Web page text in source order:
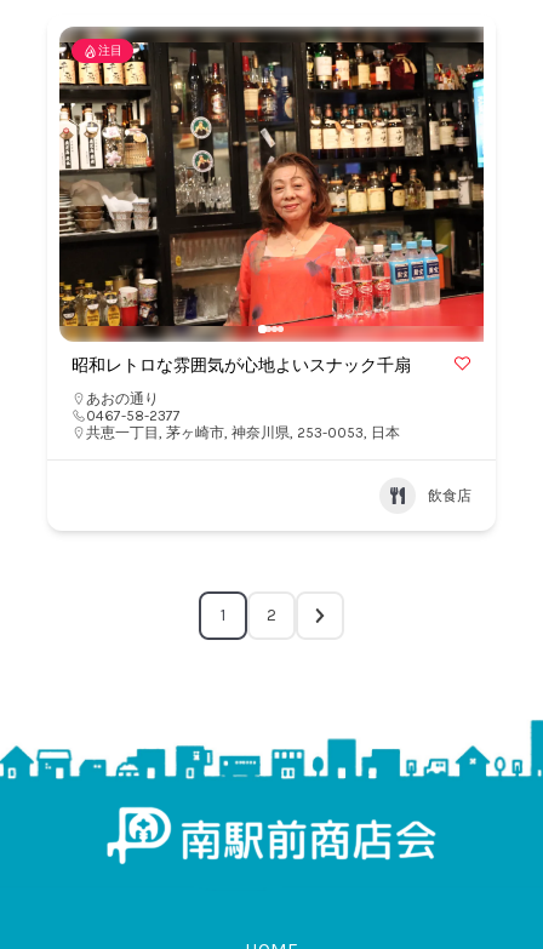
注目
昭和レトロな雰囲気が心地よいスナック千扇
あおの通り
0467-58-2377
共恵一丁目, 茅ヶ崎市, 神奈川県, 253-0053, 日本
飲食店
1 2